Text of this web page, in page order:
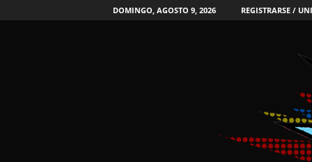
DOMINGO, AGOSTO 9, 2026 REGISTRARSE /